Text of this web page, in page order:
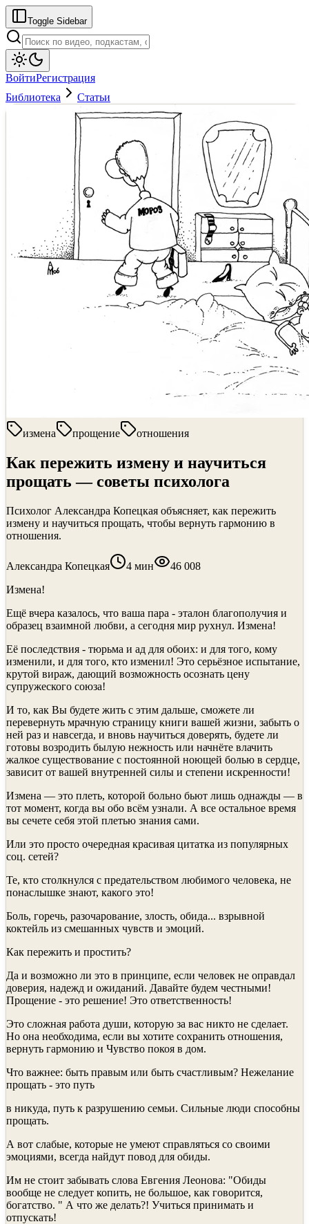
Toggle Sidebar
ВойтиРегистрация
Библиотека
Статьи
измена прощение отношения
Как пережить измену и научиться
прощать — советы психолога
Психолог Александра Копецкая объясняет, как пережить
измену и научиться прощать, чтобы вернуть гармонию в
отношения.
Александра Копецкая 4 мин
46 008
Измена!
Ещё вчера казалось, что ваша пара - эталон благополучия и
образец взаимной любви, а сегодня мир рухнул. Измена!
Её последствия - тюрьма и ад для обоих: и для того, кому
изменили, и для того, кто изменил! Это серьёзное испытание,
крутой вираж, дающий возможность осознать цену
супружеского союза!
И то, как Вы будете жить с этим дальше, сможете ли
перевернуть мрачную страницу книги вашей жизни, забыть о
ней раз и навсегда, и вновь научиться доверять, будете ли
готовы возродить былую нежность или начнёте влачить
жалкое существование с постоянной ноющей болью в сердце,
зависит от вашей внутренней силы и степени искренности!
Измена — это плеть, которой больно бьют лишь однажды — в
тот момент, когда вы обо всём узнали. А все остальное время
вы сечете себя этой плетью знания сами.
Или это просто очередная красивая цитатка из популярных
соц. сетей?
Те, кто столкнулся с предательством любимого человека, не
понаслышке знают, какого это!
Боль, горечь, разочарование, злость, обида... взрывной
коктейль из смешанных чувств и эмоций.
Как пережить и простить?
Да и возможно ли это в принципе, если человек не оправдал
доверия, надежд и ожиданий. Давайте будем честными!
Прощение - это решение! Это ответственность!
Это сложная работа души, которую за вас никто не сделает.
Но она необходима, если вы хотите сохранить отношения,
вернуть гармонию и Чувство покоя в дом.
Что важнее: быть правым или быть счастливым? Нежелание
прощать - это путь
в никуда, путь к разрушению семьи. Сильные люди способны
прощать.
А вот слабые, которые не умеют справляться со своими
эмоциями, всегда найдут повод для обиды.
Им не стоит забывать слова Евгения Леонова: "Обиды
вообще не следует копить, не большое, как говорится,
богатство. " А что же делать?! Учиться принимать и
отпускать!